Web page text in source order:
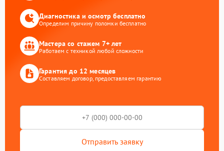
Диагностика и осмотр бесплатно
Определим причину поломки бесплатно
Мастера со стажем 7+ лет
Работаем с техникой любой сложности
Гарантия до 12 месяцев
Составляем договор, предоставляем гарантию
Отправить заявку